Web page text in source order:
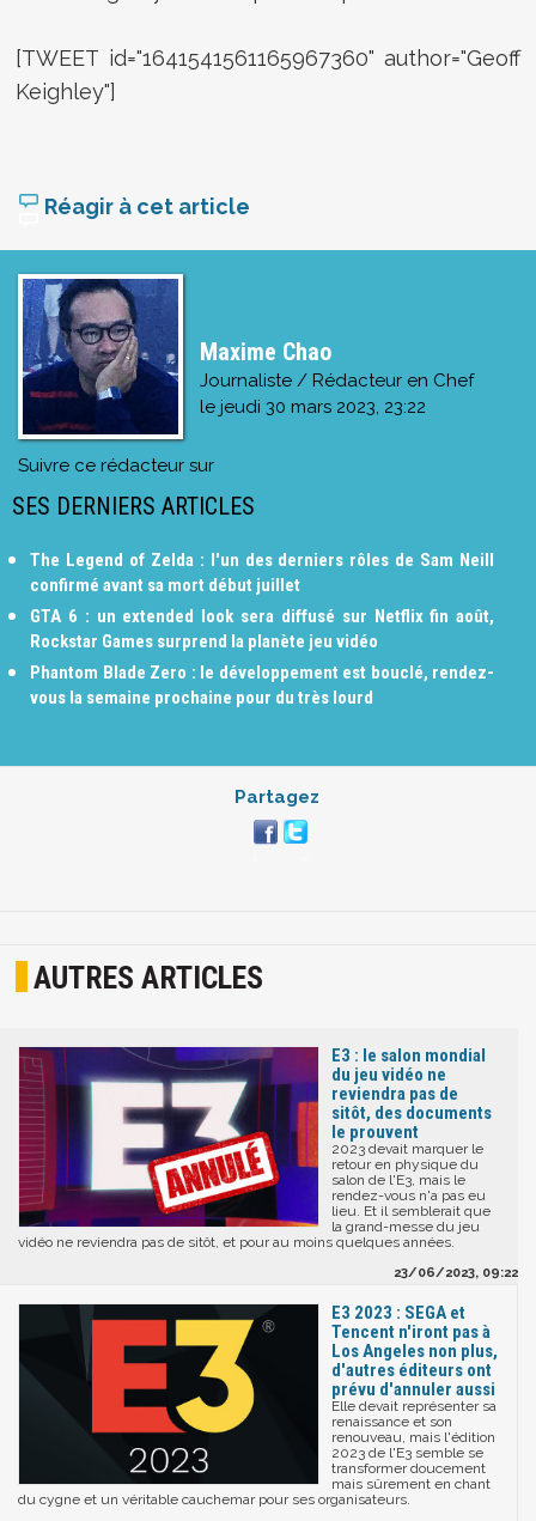
[TWEET id="1641541561165967360" author="Geoff
Keighley"]
Réagir à cet article
Maxime Chao
Journaliste / Rédacteur en Chef
le jeudi 30 mars 2023, 23:22
Suivre ce rédacteur sur
SES DERNIERS ARTICLES
The Legend of Zelda : l'un des derniers rôles de Sam Neill
confirmé avant sa mort début juillet
GTA 6 : un extended look sera diffusé sur Netflix fin août,
Rockstar Games surprend la planète jeu vidéo
Phantom Blade Zero : le développement est bouclé, rendez-
vous la semaine prochaine pour du très lourd
Partagez
AUTRES ARTICLES
E3 : le salon mondial
du jeu vidéo ne
reviendra pas de
sitôt, des documents
le prouvent
2023 devait marquer le
retour en physique du
salon de l'E3, mais le
rendez-vous n'a pas eu
lieu. Et il semblerait que
la grand-messe du jeu
vidéo ne reviendra pas de sitôt, et pour au moins quelques années.
23/06/2023, 09:22
E3 2023 : SEGA et
Tencent n'iront pas à
Los Angeles non plus,
d'autres éditeurs ont
prévu d'annuler aussi
Elle devait représenter sa
renaissance et son
renouveau, mais l'édition
2023 de l'E3 semble se
transformer doucement
mais sûrement en chant
du cygne et un véritable cauchemar pour ses organisateurs.